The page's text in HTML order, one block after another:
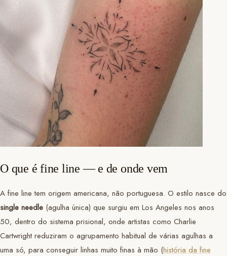
O que é fine line — e de onde vem
A fine line tem origem americana, não portuguesa. O estilo nasce do
single needle (agulha única) que surgiu em Los Angeles nos anos
50, dentro do sistema prisional, onde artistas como Charlie
Cartwright reduziram o agrupamento habitual de várias agulhas a
uma só, para conseguir linhas muito finas à mão (história da fine